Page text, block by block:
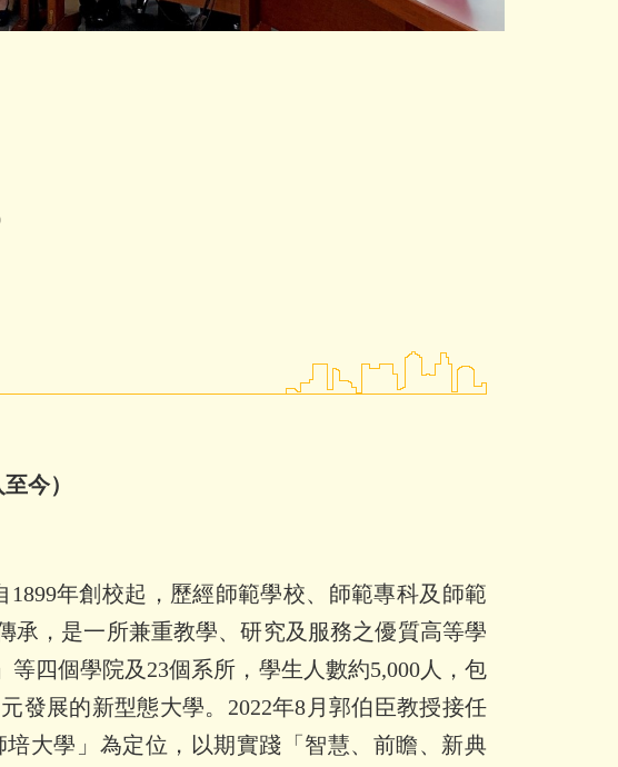
至今）
1899年創校起，歷經師範學校、師範專科及師範
承，是一所兼重教學、研究及服務之優質高等學
等四個學院及 23個系所，學生人數約5,000人，包
發展的新型態大學。 2022年8 月郭伯臣教授接任
大學」為定位，以期實踐「智慧、前瞻、新典